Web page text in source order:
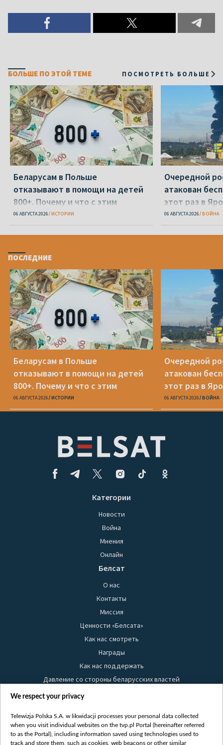
БОЛЬШЕ ПО ЭТОЙ ТЕМЕ ПОСМОТРЕТЬ БОЛЬШЕ
Беларусам в Польше
отказывают в помощи на детей
800+. Почему и что с этим
делать?
06 АВГУСТА 2026 ИСТОРИИ
Очередной
атакован
этот раз в
06 АВГУСТА 2026 ВОЙНА
ПОСЛЕДНИЕ
Беларусам в Польше
отказывают в помощи на детей
800+. Почему и что с этим
делать?
06 АВГУСТА 2026 ИСТОРИИ
Очередной
атакован
этот раз в
06 АВГУСТА 2026 ВОЙНА
Категории
Новости
Война
Мнения
Онлайн
Белсат
О нас
Контакты
Миссия
Ценности «Белсата»
Как нас смотреть
Награды
Как нас поддержать
Давление со стороны беларусских властей
Правила использования материалов
Безопасность
Youtube
We respect your privacy
Telewizja Polska S.A. w likwidacji processes your personal data collected
when you visit individual websites on the tvp.pl Portal (hereinafter referred
to as the Portal), including information saved using technologies used to
track and store them, such as cookies, web beacons or other similar